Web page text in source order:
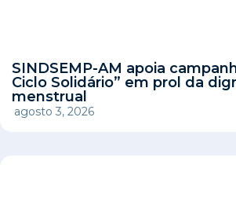
SINDSEMP-AM apoia
Ciclo Solidário” em prol da
menstrual
agosto 3, 2026